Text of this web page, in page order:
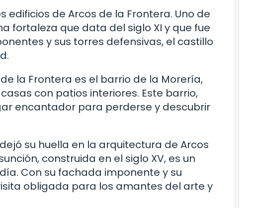
de Arcos de la Frontera. Uno de
fortaleza que data del siglo XI y que fue
y sus torres defensivas, el castillo
la Frontera es el barrio de la Morería,
con patios interiores. Este barrio,
encantador para perderse y descubrir
su huella en la arquitectura de Arcos
construida en el siglo XV, es un
Con su fachada imponente y su
obligada para los amantes del arte y